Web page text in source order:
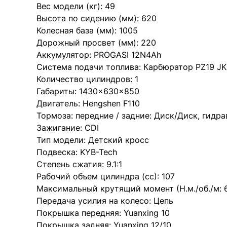
Вес модели (кг): 49
Высота по сидению (мм): 620
Колесная база (мм): 1005
Дорожный просвет (мм): 220
Аккумулятор: PROGASI 12N4Ah
Система подачи топлива: Карбюратор PZ19 JK
Количество цилиндров: 1
Габариты: 1430×630×850
Двигатель: Hengshen F110
Тормоза: передние / задние: Диск/Диск,
Зажигание: CDI
Тип модели: Детский кросс
Подвеска: KYB-Tech
Степень сжатия: 9.1:1
Рабочий объем цилиндра (cc): 107
Максимальный крутящий момент (Н.м./об./м:
Передача усилия на колесо: Цепь
Покрышка передняя: Yuanxing 10